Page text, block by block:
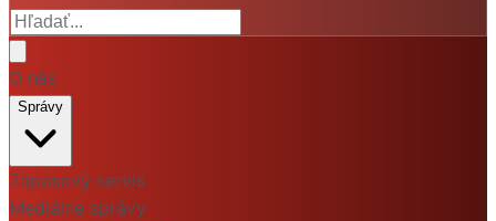
O nás
Správy
Zápasový servis
Mediálne správy